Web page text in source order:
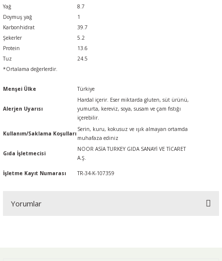
Yağ
8.7
Doymuş yağ
1
Karbonhidrat
39.7
Şekerler
5.2
Protein
13.6
Tuz
24.5
*Ortalama değerlerdir.
Menşei Ülke Türkiye
Alerjen Uyarısı
Hardal içerir. Eser miktarda gluten, süt ürünü,
yumurta, kereviz, soya, susam ve çam fıstığı
içerebilir.
Kullanım/Saklama Koşulları
Serin, kuru, kokusuz ve ışık almayan ortamda
muhafaza ediniz
Gıda İşletmecisi
NOOR ASİA TURKEY GIDA SANAYİ VE TİCARET
A.Ş.
İşletme Kayıt Numarası TR-34-K-107359
Yorumlar